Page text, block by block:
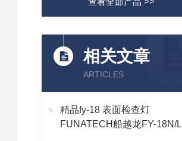
相关文章
ARTICLES
精品fy-18 表面检查灯
FUNATECH船越龙FY-18N/L